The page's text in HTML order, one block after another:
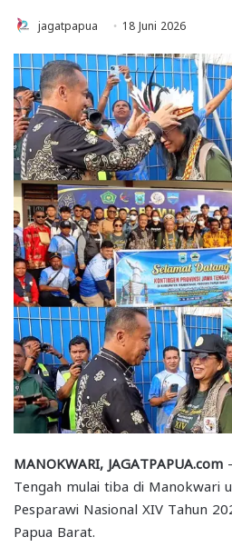
jagatpapua 18 Juni 2026
MANOKWARI, JAGATPAPUA.com
Tengah mulai tiba di Manokwari
Pesparawi Nasional XIV Tahun
Papua Barat.